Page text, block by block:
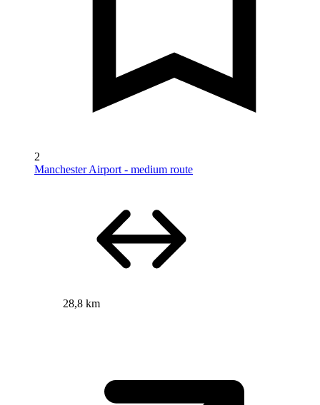
2
Manchester Airport - medium route
28,8 km